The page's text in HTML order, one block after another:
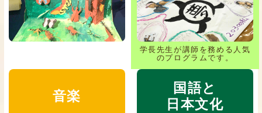
学長先生が講師を務める人気
のプログラムです。
音楽
国語と
日本文化